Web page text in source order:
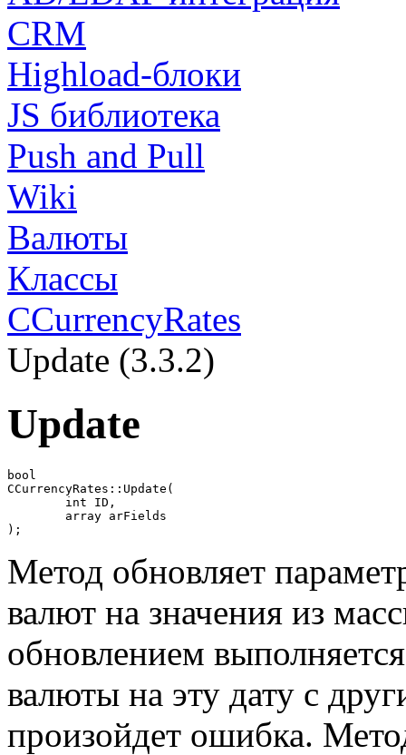
CRM
Highload-блоки
JS библиотека
Push and Pull
Wiki
Валюты
Классы
CCurrencyRates
Update (3.3.2)
Update
bool
CCurrencyRates::Update(
);
Метод обновляет
валют на значения из
обновлением
валюты на эту дату с
произойдет ошибка.